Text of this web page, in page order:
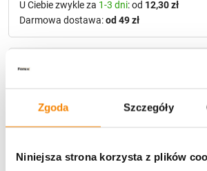
Zgoda Szczegóły
Niniejsza strona korzysta z plików
U Ciebie zwykle za 1-3 dni: od 12,30 zł
Darmowa dostawa:od 49 zł